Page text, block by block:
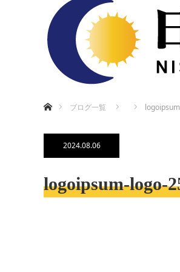
ブログ一覧
2024.08.06
logoipsum-logo-